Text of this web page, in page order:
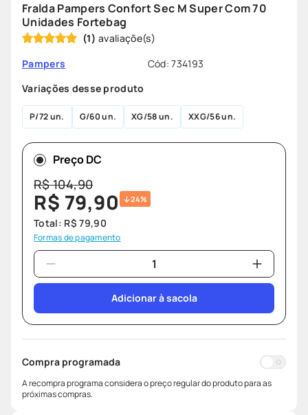
7º
protetor solar
8º
desodorante
9º
fralda pampers
10º teste gravidez
Fralda Pampers Confort Sec M Super Com 70
Unidades Fortebag
(1)
Pampers
Cód:734193
Variações desse produto
P 72 un. G 60 un. XG 58 un. XXG 56 un.
Preço DC
R$104,90
R$ 79,90 24%
Total: R$ 79,90
Formas de pagamento
Adicionar à sacola
Compra programada
A recompra programa considera o preço regular do produto para as
próximas compras.